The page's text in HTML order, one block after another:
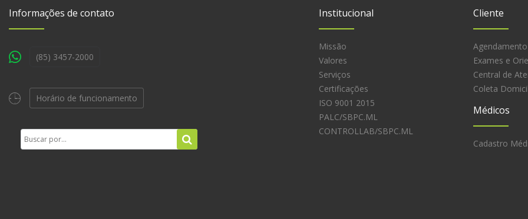
Informações de contato
(85) 3457-2000
Horário de funcionamento
Institucional
Missão
Valores
Serviços
Certificações
ISO 9001 2015
PALC/SBPC.ML
CONTROLLAB/SBPC.ML
Cliente
Agendamento
Exames e
Central de
Coleta
Médicos
Cadastro